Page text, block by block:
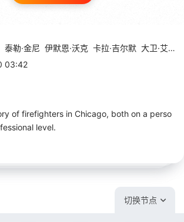
泰勒·金尼 伊默恩·沃克 卡拉·吉尔默 大卫·艾根伯格
03:42
of firefighters in Chicago, both on a perso
level.
切换节点